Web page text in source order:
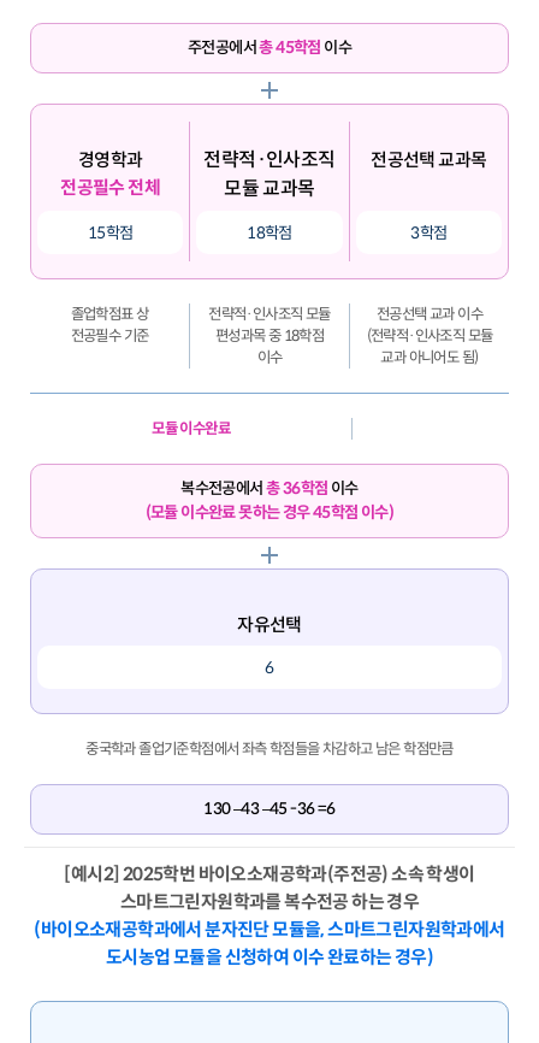
주전공에서총 45학점 이수
경영학과
전공필수 전체
15학점
전략적·인사조직
모듈 교과목
18학점
전공선택 교과목
3학점
졸업학점표 상
전공필수 기준
전략적·인사조직 모듈
편성과목 중 18학점
이수
전공선택 교과 이수
(전략적·인사조직 모듈
교과 아니어도 됨)
모듈 이수완료
복수전공에서총 36학점 이수
(모듈 이수완료 못하는 경우 45학점 이수)
자유선택
6
중국학과 졸업기준학점에서 좌측 학점들을 차감하고 남은 학점만큼
130 –43 –45 -36 =6
[예시2] 2025학번 바이오소재공학과(주전공) 소속 학생이
스마트그린자원학과를 복수전공 하는 경우
(바이오소재공학과에서 분자진단 모듈을, 스마트그린자원학과에서
도시농업 모듈을 신청하여 이수 완료하는 경우)